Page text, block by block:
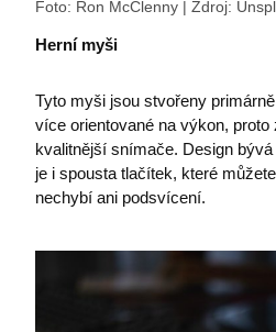
Foto: Ron McClenny | Zdroj:
Herní myši
Tyto myši jsou stvořeny
více orientované na výkon,
kvalitnější snímače. Design
je i spousta tlačítek, které
nechybí ani podsvícení.
ASPSESSIONIDCWQCQCRS